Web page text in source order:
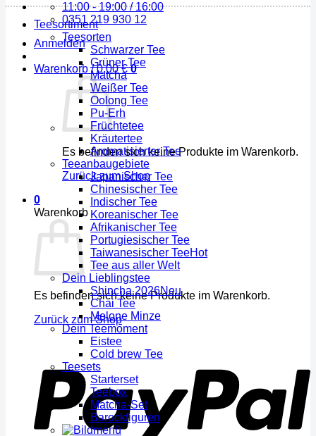
11:00 - 19:00 / 16:00
0351 219 930 12
Anmelden
Warenkorb /0,00€ 0
Es befinden sich keine Produkte im Warenkorb.
Zurück zum Shop
0
Warenkorb
Es befinden sich keine Produkte im Warenkorb.
Zurück zum Shop
Teesortiment
Teesorten
Schwarzer Tee
Grüner Tee
Matcha
Weißer Tee
Oolong Tee
Pu-Erh
Früchtetee
Kräutertee
Aromatisierter Tee
Teeanbaugebiete
Japanischer Tee
Chinesischer Tee
Indischer Tee
Koreanischer Tee
Afrikanischer Tee
Portugiesischer Tee
Taiwanesischer Tee
Tee aus aller Welt
Dein Lieblingstee
Shincha 2026
Chai Tee
Melone Minze
Dein Teemoment
Eistee
Cold brew Tee
Teesets
Starterset
Teebox
Matcha-Set
Barockfiguren